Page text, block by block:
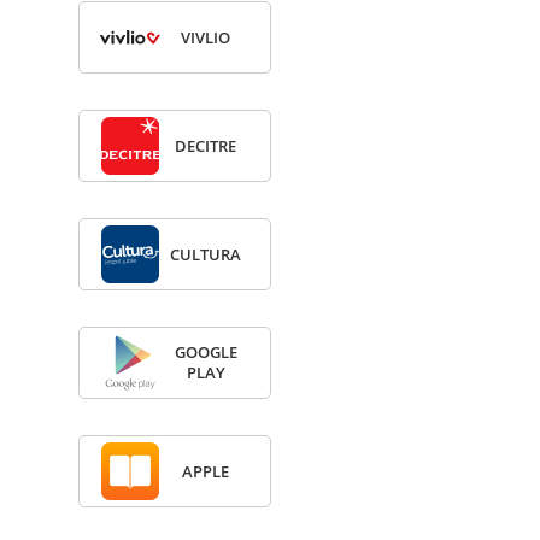
VIV­LIO
DECITRE
CULTURA
GOOGLE
PLAY
APPLE